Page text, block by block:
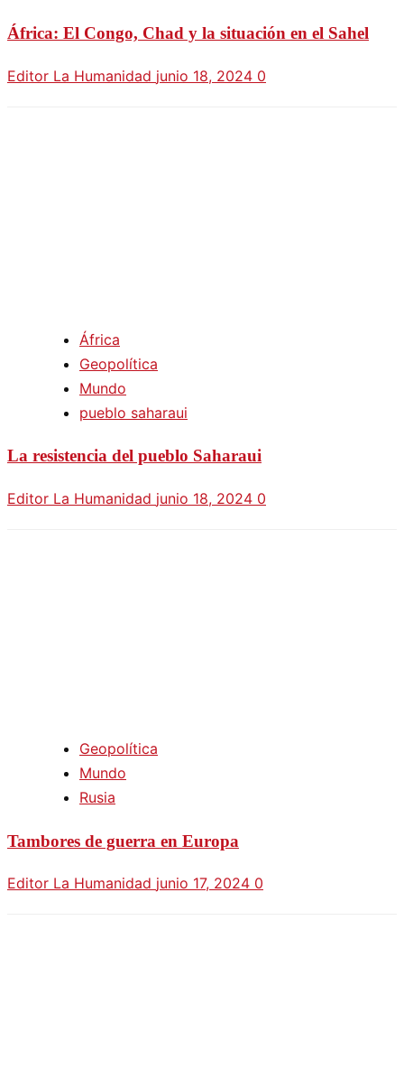
África: El Congo, Chad y la situación en el Sahel
Editor La Humanidad junio 18, 2024 0
África
Geopolítica
Mundo
pueblo saharaui
La resistencia del pueblo Saharaui
Editor La Humanidad junio 18, 2024 0
Geopolítica
Mundo
Rusia
Tambores de guerra en Europa
Editor La Humanidad junio 17, 2024 0